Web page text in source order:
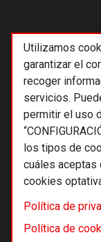
Utilizamos
garantizar el
recoger
servicios.
permitir el uso
los tipos de
cuáles aceptas
cookies
Política de
Política de
©